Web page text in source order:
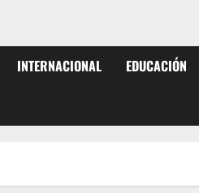
INTERNACIONAL EDUCACIÓN